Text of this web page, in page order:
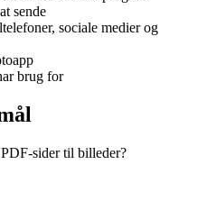
sende
sociale medier og
brug for
sider til billeder?